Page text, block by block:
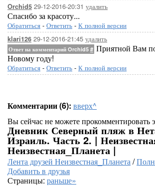
Orchid5 29-12-2016-20:31 удалить
Спасибо за красоту...
Обратиться - Ответить - К полной версии
klari126 29-12-2016-21:45 удалить
Ответ на комментарий Orchid5 # Приятной Вам
Новому году!
Обратиться - Ответить - К полной версии
Комментарии (6): вверх^
Вы сейчас не можете прокомментировать
Дневник Северный пляж в
Израиль. Часть 2. |
Неизвестная_Планета |
Лента друзей Неизвестная_Планета/
Добавить в друзья
Страницы: раньше»